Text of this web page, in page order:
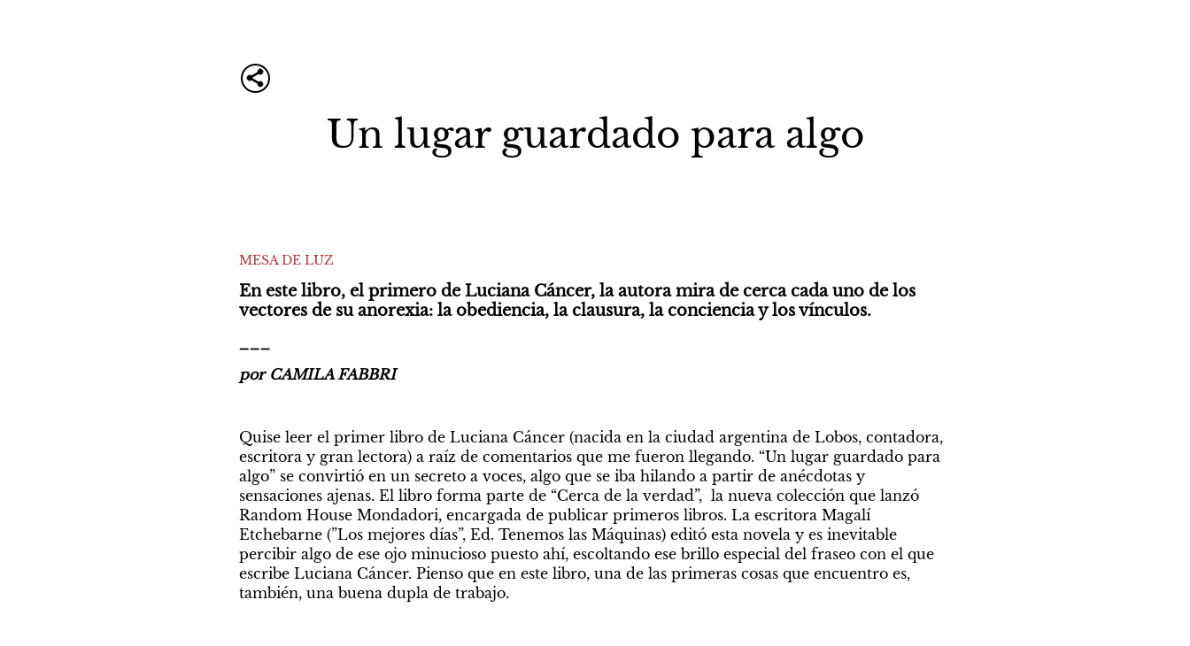
Un lugar guardado para algo
MESA DE LUZ
En este libro, el primero de Luciana Cáncer, la autora mira de cerca cada uno de los
vectores de su anorexia: la obediencia, la clausura, la conciencia y los vínculos.
por CAMILA FABBRI
Quise leer el primer libro de Luciana Cáncer (nacida en la ciudad argentina de Lobos, contadora,
escritora y gran lectora) a raíz de comentarios que me fueron llegando. “Un lugar guardado para
algo” se convirtió en un secreto a voces, algo que se iba hilando a partir de anécdotas y
sensaciones ajenas. El libro forma parte de “Cerca de la verdad”,  la nueva colección que lanzó
Random House Mondadori, encargada de publicar primeros libros. La escritora Magalí
Etchebarne (”Los mejores días”, Ed. Tenemos las Máquinas) editó esta novela y es inevitable
percibir algo de ese ojo minucioso puesto ahí, escoltando ese brillo especial del fraseo con el que
escribe Luciana Cáncer. Pienso que en este libro, una de las primeras cosas que encuentro es,
también, una buena dupla de trabajo.